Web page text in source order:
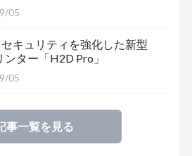
05
キュリティを強化した新型
ンター「H2D Pro」
05
事一覧を見る